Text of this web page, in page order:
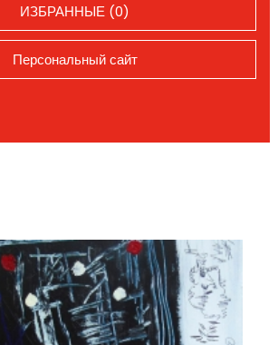
ИЗБРАННЫЕ (0)
Персональный сайт